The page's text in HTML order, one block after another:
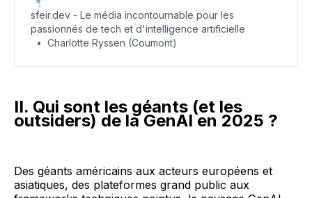
pourquoi ils sont devenus incontournables dans la
stratégie des entreprises (et des développeurs).
sfeir.dev - Le média incontournable pour les
passionnés de tech et d'intelligence artificielle
Charlotte Ryssen (Coumont)
II. Qui sont les géants (et les
outsiders) de la GenAI en 2025 ?
Des géants américains aux acteurs européens et
asiatiques, des plateformes grand public aux